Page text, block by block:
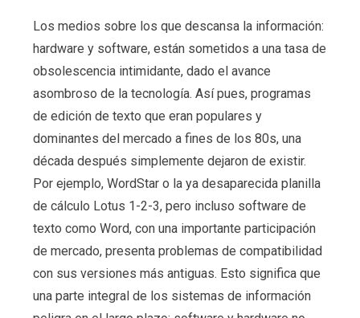
Los medios sobre los que descansa la información:
hardware y software, están sometidos a una tasa de
obsolescencia intimidante, dado el avance
asombroso de la tecnología. Así pues, programas
de edición de texto que eran populares y
dominantes del mercado a fines de los 80s, una
década después simplemente dejaron de existir.
Por ejemplo, WordStar o la ya desaparecida planilla
de cálculo Lotus 1-2-3, pero incluso software de
texto como Word, con una importante participación
de mercado, presenta problemas de compatibilidad
con sus versiones más antiguas. Esto significa que
una parte integral de los sistemas de información